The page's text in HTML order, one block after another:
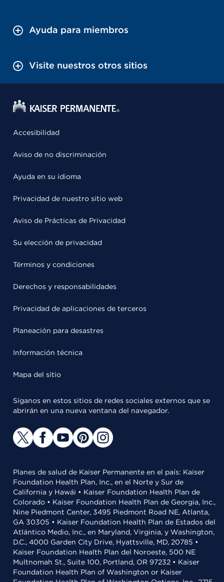
Ayuda para miembros
Visite nuestros otros sitios
Accesibilidad
Aviso de no discriminación
Ayuda en su idioma
Privacidad de nuestro sitio web
Aviso de Prácticas de Privacidad
Su elección de privacidad
Términos y condiciones
Derechos y responsabilidades
Privacidad de aplicaciones de terceros
Planeación para desastres
Información técnica
Mapa del sitio
Síganos en estos sitios de redes sociales externos que se
abrirán en una nueva ventana del navegador.
Planes de salud de Kaiser Permanente en el país: Kaiser
Foundation Health Plan, Inc., en el Norte y Sur de
California y Hawái • Kaiser Foundation Health Plan de
Colorado • Kaiser Foundation Health Plan de Georgia, Inc.,
Nine Piedmont Center, 3495 Piedmont Road NE, Atlanta,
GA 30305 • Kaiser Foundation Health Plan de Estados del
Atlántico Medio, Inc., en Maryland, Virginia, y Washington,
D.C., 4000 Garden City Drive, Hyattsville, MD, 20785 •
Kaiser Foundation Health Plan del Noroeste, 500 NE
Multnomah St., Suite 100, Portland, OR 97232 • Kaiser
Foundation Health Plan of Washington or Kaiser